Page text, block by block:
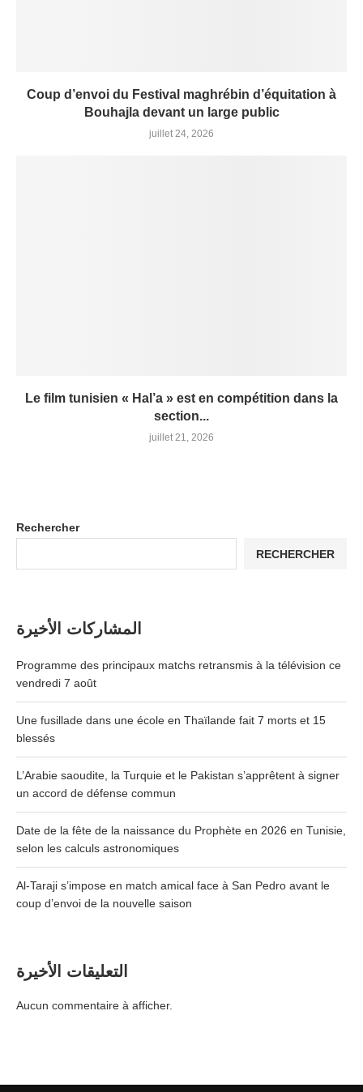
Coup d’envoi du Festival maghrébin d’équitation à
Bouhajla devant un large public
juillet 24, 2026
Le film tunisien « Hal’a » est en compétition dans la
section...
juillet 21, 2026
Rechercher
RECHERCHER
المشاركات الأخيرة
Programme des principaux matchs retransmis à la télévision ce
vendredi 7 août
Une fusillade dans une école en Thaïlande fait 7 morts et 15
blessés
L’Arabie saoudite, la Turquie et le Pakistan s’apprêtent à signer
un accord de défense commun
Date de la fête de la naissance du Prophète en 2026 en Tunisie,
selon les calculs astronomiques
Al-Taraji s’impose en match amical face à San Pedro avant le
coup d’envoi de la nouvelle saison
التعليقات الأخيرة
Aucun commentaire à afficher.